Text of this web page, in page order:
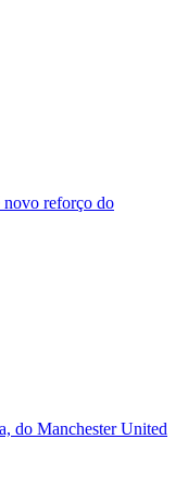
novo reforço do
do Manchester United